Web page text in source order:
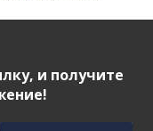
и получите